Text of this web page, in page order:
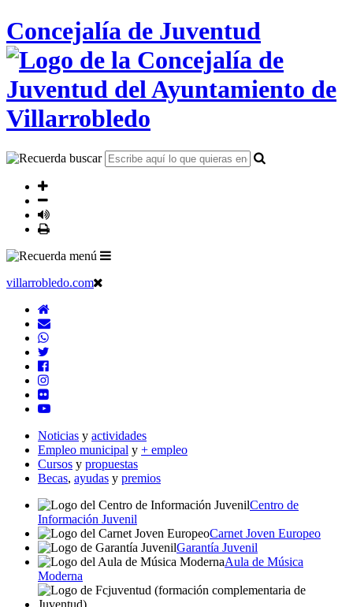
Concejalía de Juventud
villarrobledo.com
Noticias y actividades
Empleo municipal y + empleo
Cursos y propuestas
Becas, ayudas y premios
Centro de
Información Juvenil
Carnet Joven Europeo
Garantía Juvenil
Aula de Música
Moderna